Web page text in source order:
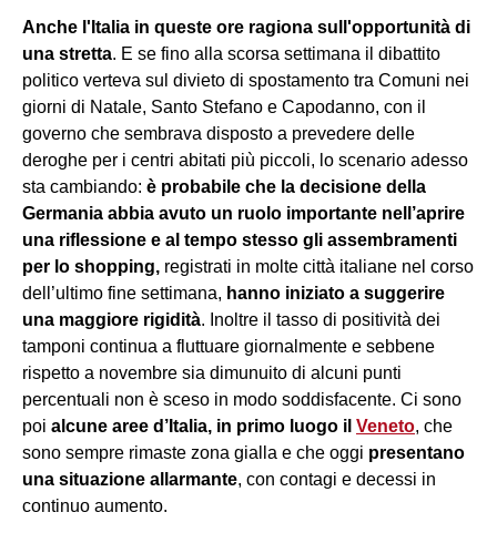
Anche l'Italia in queste ore ragiona sull'opportunità di
una stretta. E se fino alla scorsa settimana il dibattito
politico verteva sul divieto di spostamento tra Comuni nei
giorni di Natale, Santo Stefano e Capodanno, con il
governo che sembrava disposto a prevedere delle
deroghe per i centri abitati più piccoli, lo scenario adesso
sta cambiando: è probabile che la decisione della
Germania abbia avuto un ruolo importante nell’aprire
una riflessione e al tempo stesso gli assembramenti
per lo shopping, registrati in molte città italiane nel corso
dell’ultimo fine settimana, hanno iniziato a suggerire
una maggiore rigidità. Inoltre il tasso di positività dei
tamponi continua a fluttuare giornalmente e sebbene
rispetto a novembre sia dimunuito di alcuni punti
percentuali non è sceso in modo soddisfacente. Ci sono
poi alcune aree d’Italia, in primo luogo il Veneto, che
sono sempre rimaste zona gialla e che oggi presentano
una situazione allarmante, con contagi e decessi in
continuo aumento.